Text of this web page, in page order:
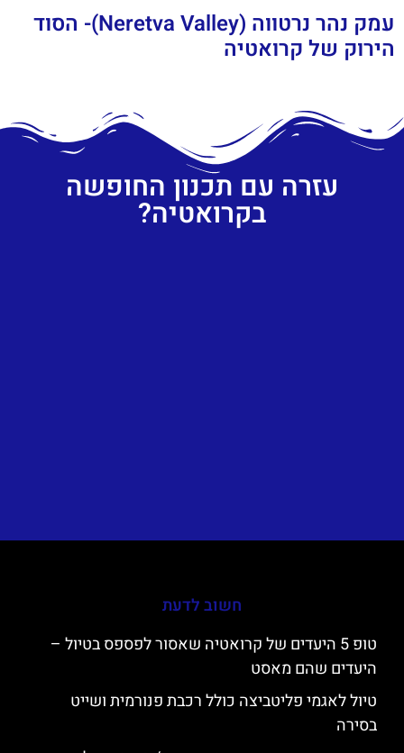
עמק נהר נרטווה (Neretva Valley)- הסוד
הירוק של קרואטיה
עזרה עם תכנון החופשה
בקרואטיה?
חשוב לדעת
טופ 5 היעדים של קרואטיה שאסור לפספס בטיול –
היעדים שהם מאסט
טיול לאגמי פליטביצה כולל רכבת פנורמית ושייט
בסירה